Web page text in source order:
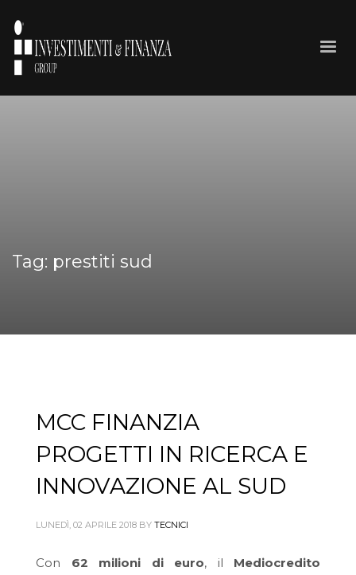
Tag: prestiti sud
MCC FINANZIA
PROGETTI IN RICERCA E
INNOVAZIONE AL SUD
LUNEDÌ, 02 APRILE 2018 BY TECNICI
Con 62 milioni di euro, il Mediocredito